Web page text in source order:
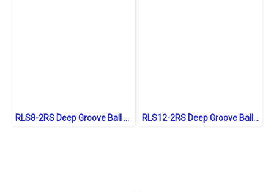
RLS8-2RS Deep Groove Ball Bearings inch. Seal Type RLS12-2RS Deep Groove Ball Bearings inch. Seal Type